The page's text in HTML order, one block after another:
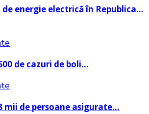
energie electrică în Republica…
de cazuri de boli…
mii de persoane asigurate…